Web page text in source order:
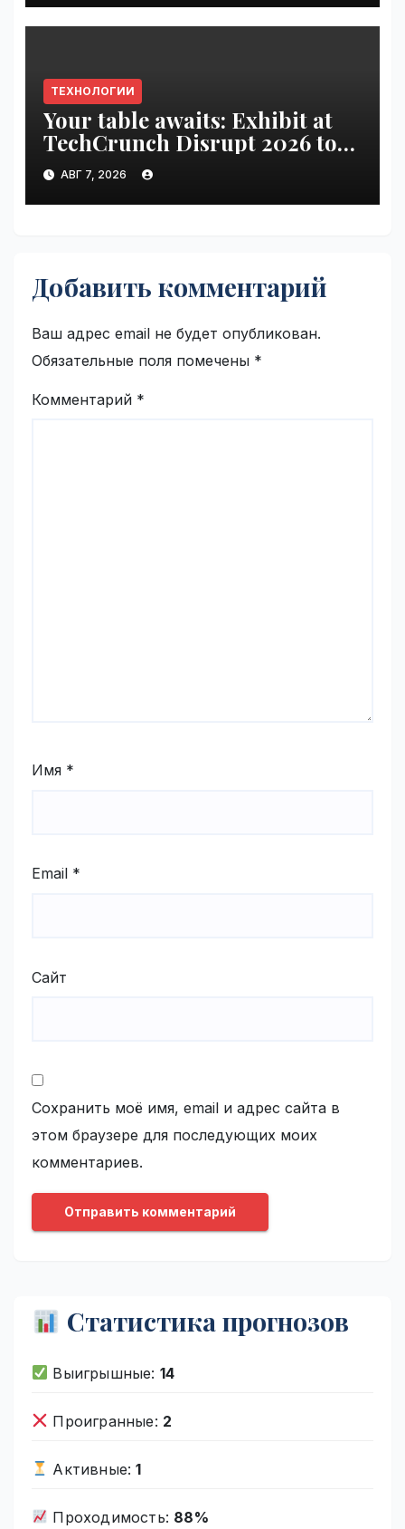
ТЕХНОЛОГИИ
Your table awaits: Exhibit at
TechCrunch Disrupt 2026 to
be seen by thousands |
VseTime.ru
АВГ 7, 2026
Добавить комментарий
Ваш адрес email не будет опубликован.
Обязательные поля помечены *
Комментарий *
Имя *
Email *
Сайт
Сохранить моё имя, email и адрес сайта в
этом браузере для последующих моих
комментариев.
Статистика прогнозов
Выигрышные: 14
Проигранные: 2
Активные:1
Проходимость: 88%